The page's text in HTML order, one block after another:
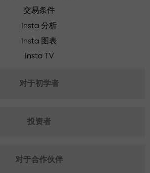
交易条件
Insta 分析
Insta 图表
Insta TV
对于初学者
投资者
对于合作伙伴